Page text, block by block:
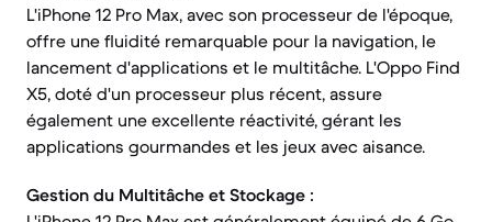
L'iPhone 12 Pro Max, avec son processeur de l'époque,
offre une fluidité remarquable pour la navigation, le
lancement d'applications et le multitâche. L'Oppo Find
X5, doté d'un processeur plus récent, assure
également une excellente réactivité, gérant les
applications gourmandes et les jeux avec aisance.
Gestion du Multitâche et Stockage :